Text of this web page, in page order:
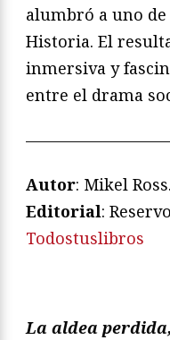
alumbró a uno
Historia. El
inmersiva y
entre el drama
Autor: Mikel Ross.
Editorial:
Todostuslibros
La aldea perdida,